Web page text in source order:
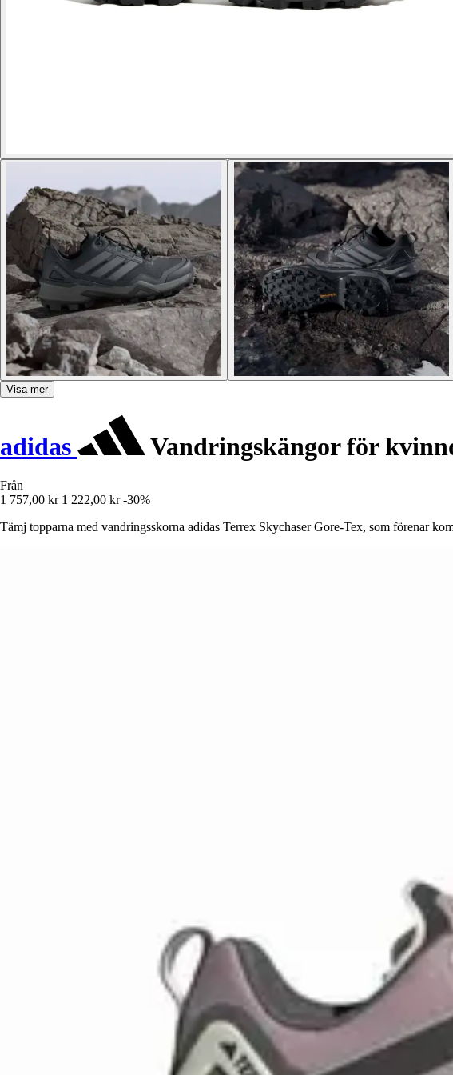
Visa mer
adidas Vandringskängor för
Från
1 757,00 kr 1 222,00 kr -30%
Tämj topparna med vandringsskorna adidas Terrex Skychaser Gore-Tex, som förenar